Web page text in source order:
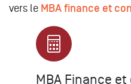
vers le MBA finance et
Executive